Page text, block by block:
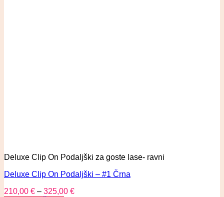
Deluxe Clip On Podaljški za goste lase- ravni
Deluxe Clip On Podaljški – #1 Črna
210,00 € – 325,00 €